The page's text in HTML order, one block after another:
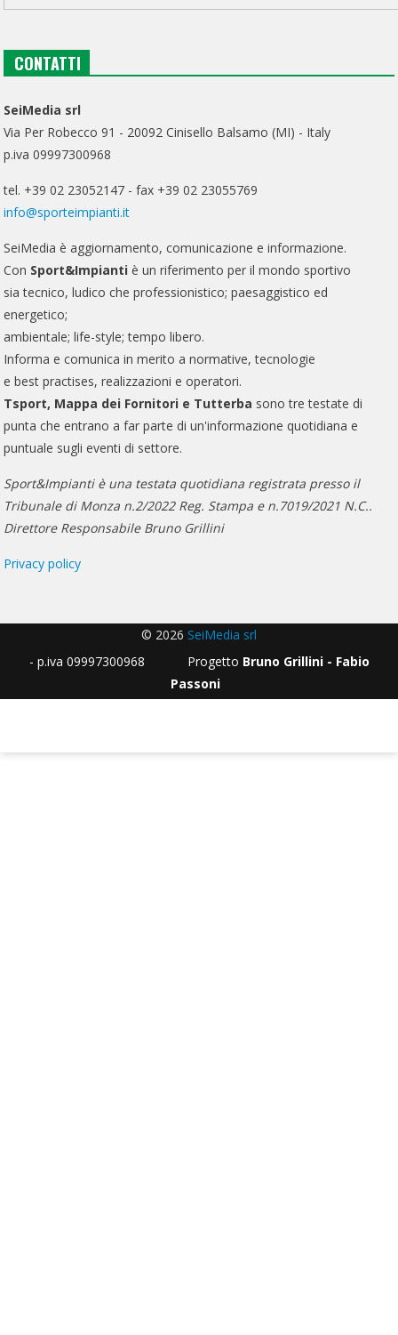
CONTATTI
SeiMedia srl
Via Per Robecco 91 - 20092 Cinisello Balsamo (MI) - Italy
p.iva 09997300968
tel. +39 02 23052147 - fax +39 02 23055769
info@sporteimpianti.it
SeiMedia è aggiornamento, comunicazione e informazione.
Con Sport&Impianti è un riferimento per il mondo sportivo
sia tecnico, ludico che professionistico; paesaggistico ed
energetico;
ambientale; life-style; tempo libero.
Informa e comunica in merito a normative, tecnologie
e best practises, realizzazioni e operatori.
Tsport, Mappa dei Fornitori e Tutterba sono tre testate di
punta che entrano a far parte di un'informazione quotidiana e
puntuale sugli eventi di settore.
Sport&Impianti è una testata quotidiana registrata presso il
Tribunale di Monza n.2/2022 Reg. Stampa e n.7019/2021 N.C..
Direttore Responsabile Bruno Grillini
Privacy policy
© 2026 SeiMedia srl
- p.iva 09997300968 Progetto Bruno Grillini - Fabio
Passoni